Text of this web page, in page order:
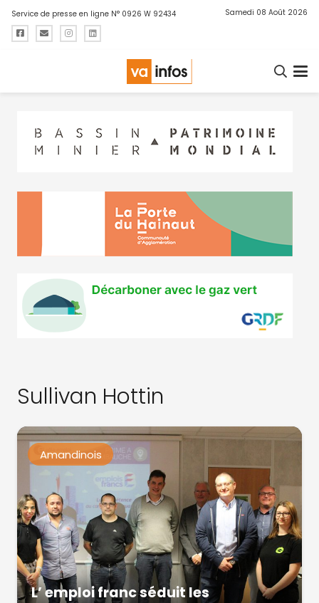
Service de presse en ligne N° 0926 W 92434 Samedi 08 Août 2026
Sullivan Hottin
Amandinois
L’ emploi franc séduit les